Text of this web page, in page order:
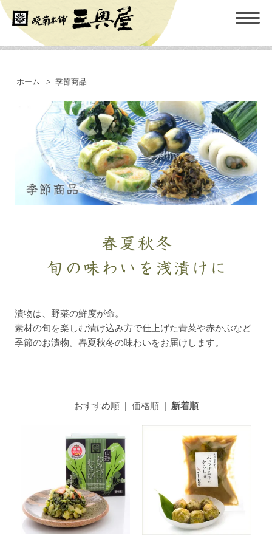
ホーム > 季節商品
漬物は、野菜の鮮度が命。
素材の旬を楽しむ漬け込み方で仕上げた青菜や赤かぶなど
季節のお漬物。春夏秋冬の味わいをお届けします。
おすすめ順| 価格順| 新着順